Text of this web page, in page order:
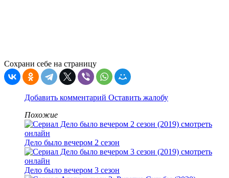
Сохрани себе на страницу
Добавить комментарий Оставить жалобу
Похожие
Дело было вечером 2 сезон
Дело было вечером 3 сезон